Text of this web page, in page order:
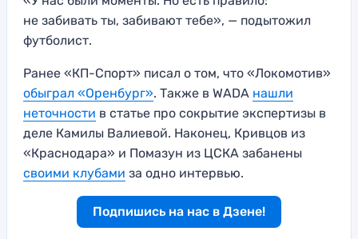
не забивать ты, забивают тебе», — подытожил
футболист.
Ранее «КП-Спорт» писал о том, что «Локомотив»
обыграл «Оренбург». Также в WADA нашли
неточности в статье про сокрытие экспертизы в
деле Камилы Валиевой. Наконец, Кривцов из
«Краснодара» и Помазун из ЦСКА забанены
своими клубами за одно интервью.
Подпишись на нас в Дзене!